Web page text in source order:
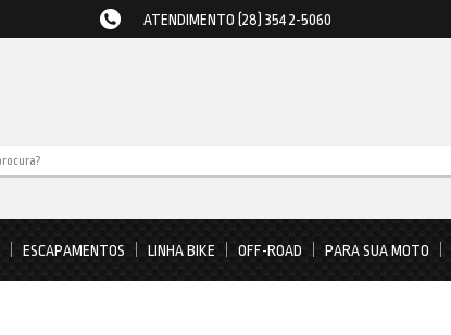
ATENDIMENTO (28) 3542-5060
ESCAPAMENTOS LINHA BIKE OFF-ROAD PARA SUA MOTO